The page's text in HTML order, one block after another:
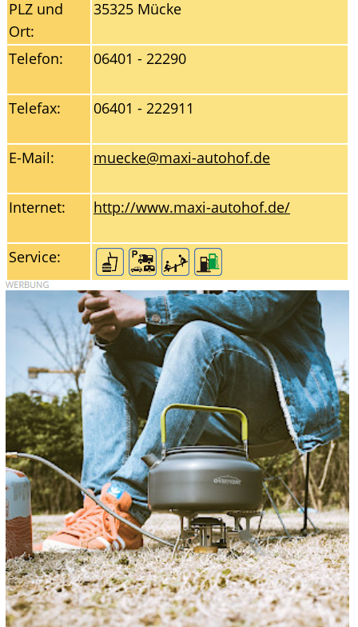
PLZ und
Ort:
35325 Mücke
Telefon: 06401 - 22290
Telefax: 06401 - 222911
E-Mail: muecke@maxi-autohof.de
Internet: http://www.maxi-autohof.de/
Service: